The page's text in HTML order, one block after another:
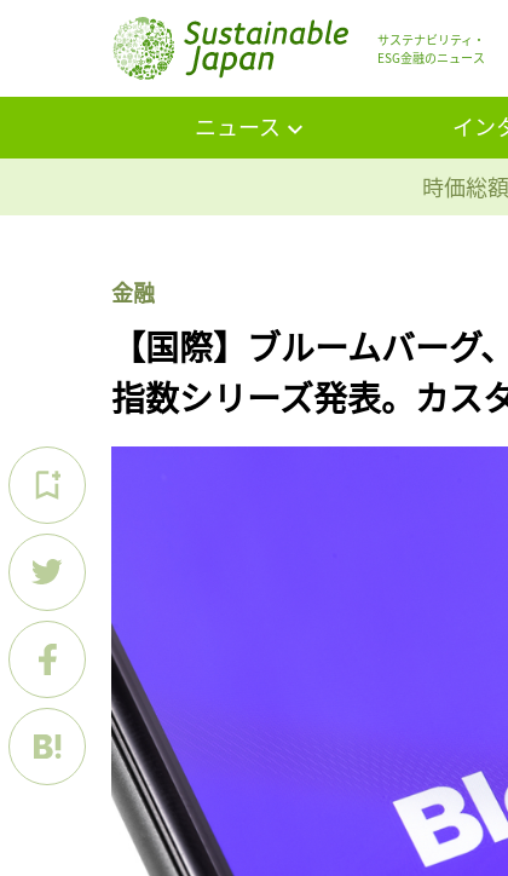
サステナビリティ・
ESG金融のニュース
ニュース イン
時価総
金融
【国際】ブルームバー
指数シリーズ発表。カス